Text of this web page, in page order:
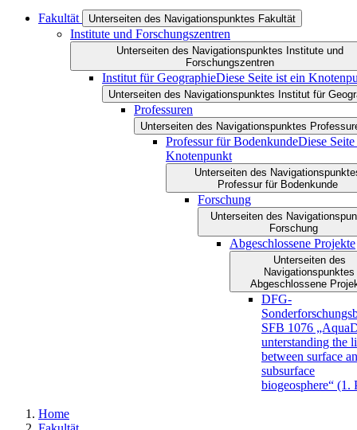
Fakultät Unterseiten des Navigationspunktes Fakultät
Institute und Forschungszentren
Unterseiten des Navigationspunktes Institute und
Forschungszentren
Institut für GeographieDiese Seite ist ein
Unterseiten des Navigationspunktes Institut für
Professuren
Unterseiten des Navigationspunktes
Professur für BodenkundeDiese
Knotenpunkt
Unterseiten des
Professur für Bodenkunde
Forschung
Unterseiten des
Forschung
Abgeschlossene Projekte
Unterseiten des
Navigationspunktes
Abgeschlossene
DFG-
SFB 1076
unterstanding the
between surface
subsurface
biogeosphere“ (1.
Home